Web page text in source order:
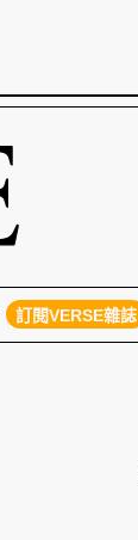
訂閱VERSE雜誌